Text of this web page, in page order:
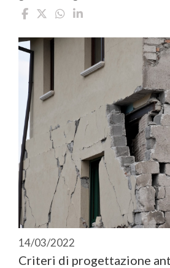
14/03/2022
Criteri di progettazione